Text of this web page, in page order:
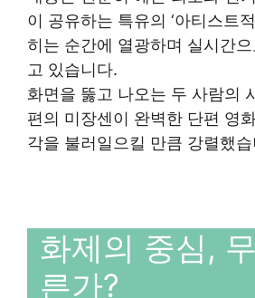
이 공유하는 특유의 ‘아티스트
히는 순간에 열광하며 실시간
고 있습니다.
화면을 뚫고 나오는 두 사람의
편의 미장센이 완벽한 단편 영
각을 불러일으킬 만큼 강렬했
화제의 중심,
른가?